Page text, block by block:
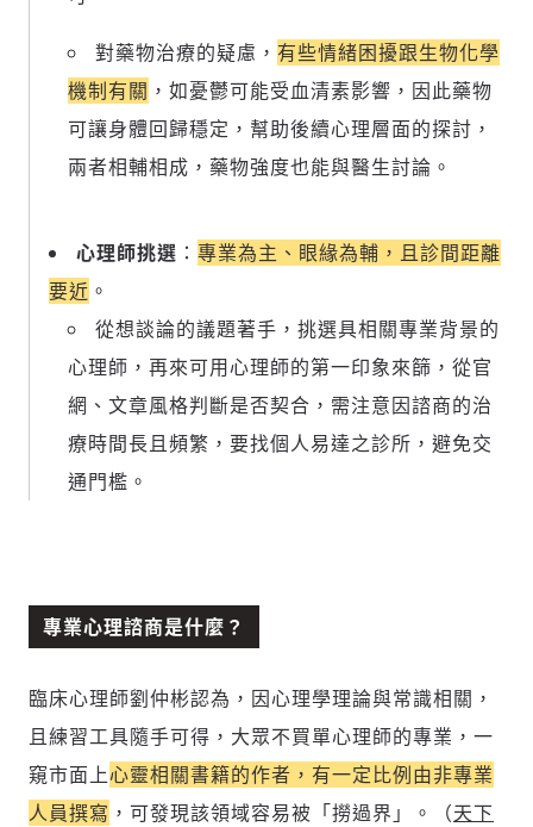
對藥物治療的疑慮， 有些情緒困擾跟生物化學
機制有關 ，如憂鬱可能受血清素影響，因此藥物
可讓身體回歸穩定，幫助後續心理層面的探討，
兩者相輔相成，藥物強度也能與醫生討論。
心理師挑選 ： 專業為主、眼緣為輔，且診間距離
要近 。
從想談論的議題著手，挑選具相關專業背景的
心理師，再來可用心理師的第一印象來篩，從官
網、文章風格判斷是否契合，需注意因諮商的治
療時間長且頻繁，要找個人易達之診所，避免交
通門檻。
專業心理諮商是什麼？
臨床心理師劉仲彬認為， 因心理學理論與常識相關，
且練習工具隨手可得，大眾不買單心理師的專業，一
窺市面上心靈相關書籍的作者，有一定比例由非專業
人員撰寫 ，可發現該領域容易被「撈過界」。（天下